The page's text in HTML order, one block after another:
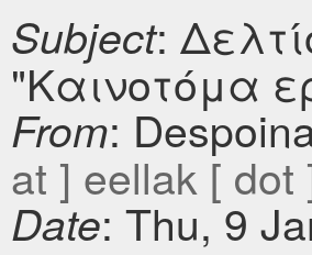
Subject:
"Καινοτόμα
From:
at ] eellak [ dot
Date: Thu, 9